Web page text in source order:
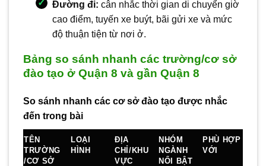
Đường đi: cân nhắc thời gian di chuyển giờ
cao điểm, tuyến xe buýt, bãi gửi xe và mức
độ thuận tiện từ nơi ở.
Bảng so sánh nhanh các trường/cơ sở
đào tạo ở Quận 8 và gần Quận 8
So sánh nhanh các cơ sở đào tạo được nhắc
đến trong bài
TÊN
TRƯỜNG
/CƠ SỞ
LOẠI
HÌNH
ĐỊA
CHỈ/KHU
VỰC
NHÓM
NGÀNH
NỔI BẬT
PHÙ HỢP
VỚI